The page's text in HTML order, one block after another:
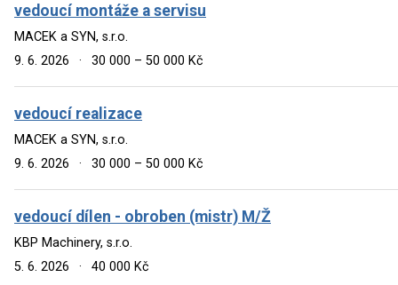
vedoucí montáže a servisu
MACEK a SYN, s.r.o.
9. 6. 2026
· 30 000 – 50 000 Kč
vedoucí realizace
MACEK a SYN, s.r.o.
9. 6. 2026
· 30 000 – 50 000 Kč
vedoucí dílen - obroben (mistr) M/Ž
KBP Machinery, s.r.o.
5. 6. 2026
· 40 000 Kč